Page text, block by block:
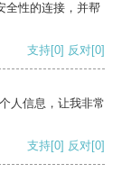
全性的连接，并帮
支持[0] 反对[0]
人信息，让我非常
支持[0] 反对[0]